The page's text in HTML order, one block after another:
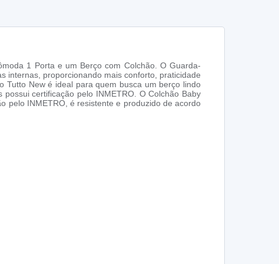
1 Porta e um Berço com Colchão. O Guarda-
internas, proporcionando mais conforto, praticidade
Tutto New é ideal para quem busca um berço lindo
certificação pelo INMETRO. O Colchão Baby
pelo INMETRO, é resistente e produzido de acordo